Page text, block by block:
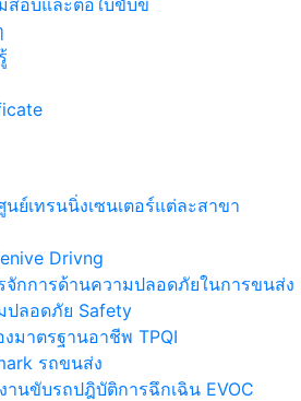
ย์เทรนนิ่งเซนเตอร์แต่ละสาขา
Drivng
จักการด้านความปลอดภัยในการขนส่ง
ปลอดภัย Safety
มาตรฐานอาชีพ TPQI
รถขนส่ง
นขับรถปฎิบัติการฉึกเฉิน EVOC